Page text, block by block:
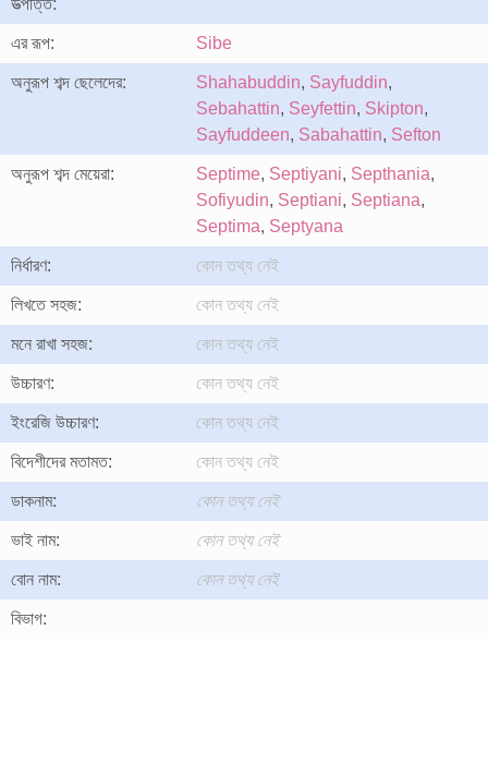
উত্পত্তি:
এর রূপ: Sibe
অনুরূপ শব্দ ছেলেদের: Shahabuddin, Sayfuddin,
Sebahattin, Seyfettin, Skipton,
Sayfuddeen, Sabahattin, Sefton
অনুরূপ শব্দ মেয়েরা: Septime, Septiyani, Septhania,
Sofiyudin, Septiani, Septiana,
Septima, Septyana
নির্ধারণ: কোন তথ্য নেই
লিখতে সহজ: কোন তথ্য নেই
মনে রাখা সহজ: কোন তথ্য নেই
উচ্চারণ: কোন তথ্য নেই
ইংরেজি উচ্চারণ: কোন তথ্য নেই
বিদেশীদের মতামত: কোন তথ্য নেই
ডাকনাম: কোন তথ্য নেই
ভাই নাম: কোন তথ্য নেই
বোন নাম: কোন তথ্য নেই
বিভাগ: